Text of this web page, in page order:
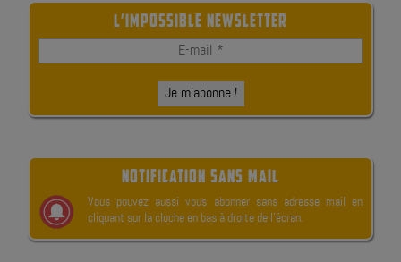
L’IMPOSSIBLE NEWSLETTER
NOTIFICATION SANS MAIL
Vous pouvez aussi vous abonner sans adresse mail en
cliquant sur la cloche en bas à droite de l’écran.